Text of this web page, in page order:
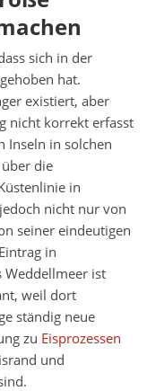
sich in der
hat.
existiert, aber
nicht korrekt erfasst
Inseln in solchen
die
in
nicht nur von
seiner eindeutigen
in
Weddellmeer ist
weil dort
ständig neue
zu Eisprozessen
und